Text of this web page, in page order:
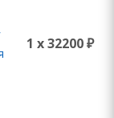
1 x 32200 ₽